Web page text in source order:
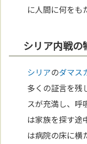
に人間に何をも
シリア内戦の
シリアのダマス
多くの証言を残
スが充満し、呼
は家族を探す途
は病院の床に横